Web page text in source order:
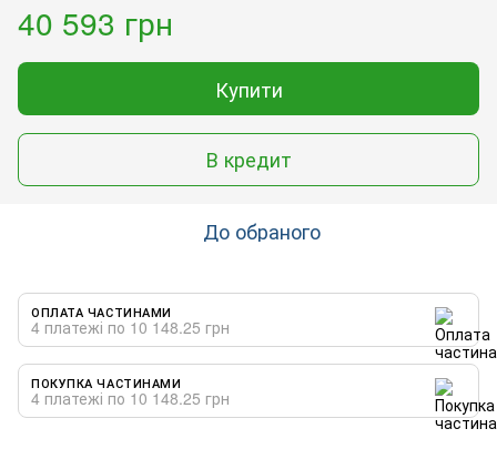
40 593 грн
Купити
В кредит
До обраного
ОПЛАТА ЧАСТИНАМИ
4 платежі по 10 148.25 грн
ПОКУПКА ЧАСТИНАМИ
4 платежі по 10 148.25 грн